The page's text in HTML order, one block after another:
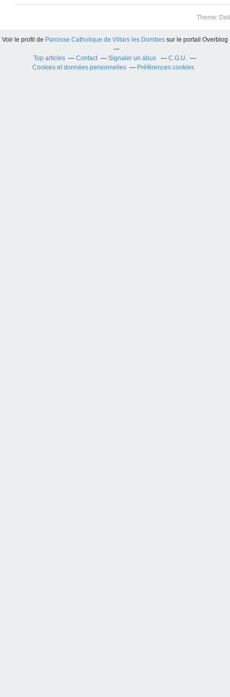
Theme:
Voir le profil de Paroisse Catholique de Villars les Dombes sur le portail Overblog
Top articles Contact Signaler un abus
C.G.U.
Cookies et données personnelles
Préférences cookies